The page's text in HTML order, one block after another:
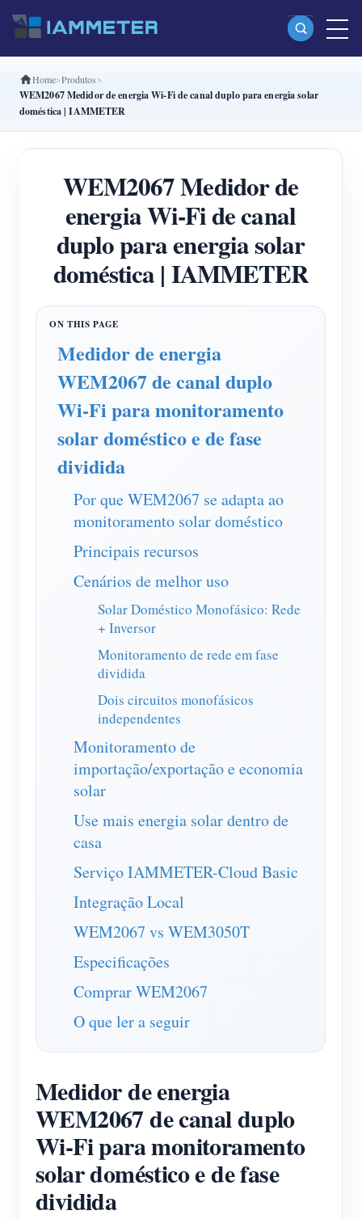
Produtos
Fase dividida Medidor de energia Wi-Fi (WEM2067)
Trifásico Medidor de energia Wi-Fi (WEM3080T)
Trifásico Medidor de energia Wi-Fi (WEM3046T)
Trifásico Medidor de energia Wi-Fi (WEM3050T)
Controlador de potência WiFi
IAMMETER Cloud Pro
Medidor virtual
Sistema de previsão e simulação de energia
Aplicações
Monitor de energia do sistema solar fotovoltaico
Monitor de consumo de eletricidade
Sistema de controle de aquecedor FV
Automação residencial
Monitoramento de energia da fábrica
Loja
Recursos
Documento
Vídeo tutorial
Notícias
Blog
Programa de contribuidores
Centro de contribuidores
Atividades IAMMETER
Fórum
App Loja
Explorar site
Ranking FV
Soluções
Contato
Sobre nós
Home Produtos
WEM2067 Medidor de energia Wi-Fi de canal duplo para energia solar
doméstica | IAMMETER
WEM2067 Medidor de
energia Wi-Fi de canal
duplo para energia solar
doméstica | IAMMETER
Medidor de energia
WEM2067 de canal duplo
Wi-Fi para monitoramento
solar doméstico e de fase
dividida
Por que WEM2067 se adapta ao
monitoramento solar doméstico
Principais recursos
Cenários de melhor uso
Solar Doméstico Monofásico: Rede
+ Inversor
Monitoramento de rede em fase
dividida
Dois circuitos monofásicos
independentes
Monitoramento de
importação/exportação e economia
solar
Use mais energia solar dentro de
casa
Serviço IAMMETER-Cloud Basic
Integração Local
WEM2067 vs WEM3050T
Especificações
Comprar WEM2067
O que ler a seguir
Medidor de energia
WEM2067 de canal duplo
Wi-Fi para monitoramento
solar doméstico e de fase
dividida